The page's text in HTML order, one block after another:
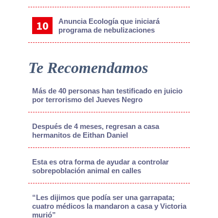
Anuncia Ecología que iniciará
programa de nebulizaciones
Te Recomendamos
Más de 40 personas han testificado en juicio
por terrorismo del Jueves Negro
Después de 4 meses, regresan a casa
hermanitos de Eithan Daniel
Esta es otra forma de ayudar a controlar
sobrepoblación animal en calles
“Les dijimos que podía ser una garrapata;
cuatro médicos la mandaron a casa y Victoria
murió”